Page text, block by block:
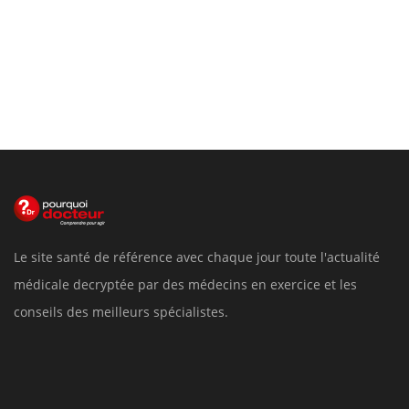
Le site santé de référence avec chaque jour toute l'actualité
médicale decryptée par des médecins en exercice et les
conseils des meilleurs spécialistes.